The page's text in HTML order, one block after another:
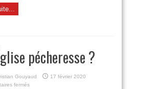
pécheresse ?
Gouyaud
17 février 2020
fermés